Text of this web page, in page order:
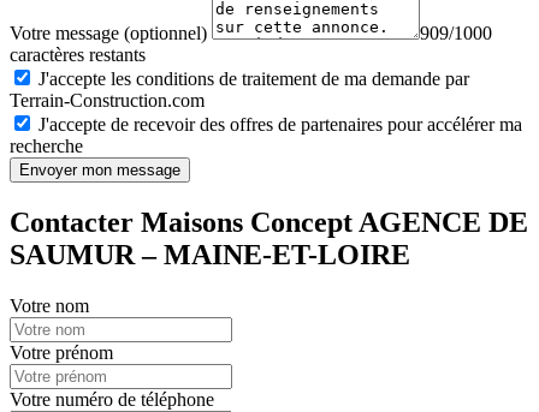
Votre message (optionnel)
909/1000
caractères restants
J'accepte les conditions de traitement de ma demande par
Terrain-Construction.com
J'accepte de recevoir des offres de partenaires pour accélérer ma
recherche
Envoyer mon message
Contacter Maisons Concept AGENCE DE
SAUMUR – MAINE-ET-LOIRE
Votre nom
Votre prénom
Votre numéro de téléphone